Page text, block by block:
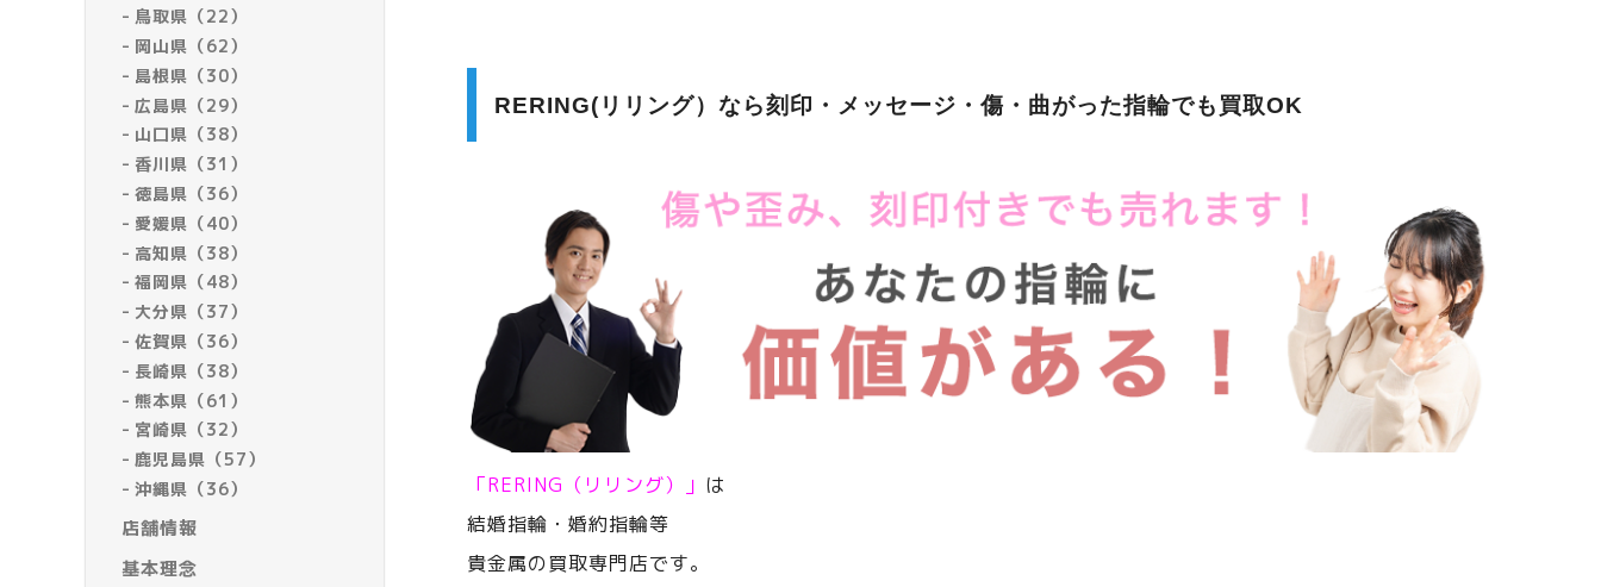
鳥取県（22）
岡山県（62）
島根県（30）
広島県（29）
山口県（38）
香川県（31）
徳島県（36）
愛媛県（40）
高知県（38）
福岡県（48）
大分県（37）
佐賀県（36）
長崎県（38）
熊本県（61）
宮崎県（32）
鹿児島県（57）
沖縄県（36）
店舗情報
基本理念
RERING(リリング）なら刻印・メッセージ・傷・曲がった指輪でも買取OK
「RERING（リリング）」 は
結婚指輪・婚約指輪等
貴金属の買取専門店です。